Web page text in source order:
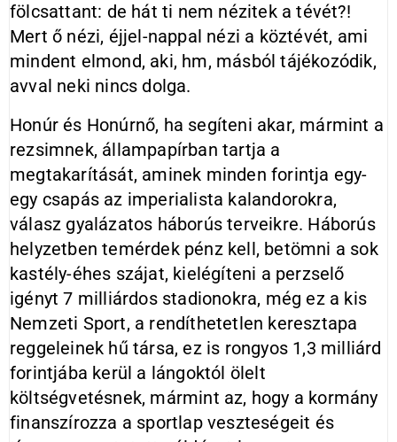
fölcsattant: de hát ti nem nézitek a tévét?!
Mert ő nézi, éjjel-nappal nézi a köztévét, ami
mindent elmond, aki, hm, másból tájékozódik,
avval neki nincs dolga.
Honúr és Honúrnő, ha segíteni akar, mármint a
rezsimnek, állampapírban tartja a
megtakarítását, aminek minden forintja egy-
egy csapás az imperialista kalandorokra,
válasz gyalázatos háborús terveikre. Háborús
helyzetben temérdek pénz kell, betömni a sok
kastély-éhes szájat, kielégíteni a perzselő
igényt 7 milliárdos stadionokra, még ez a kis
Nemzeti Sport, a rendíthetetlen keresztapa
reggeleinek hű társa, ez is rongyos 1,3 milliárd
forintjába kerül a lángoktól ölelt
költségvetésnek, mármint az, hogy a kormány
finanszírozza a sportlap veszteségeit és